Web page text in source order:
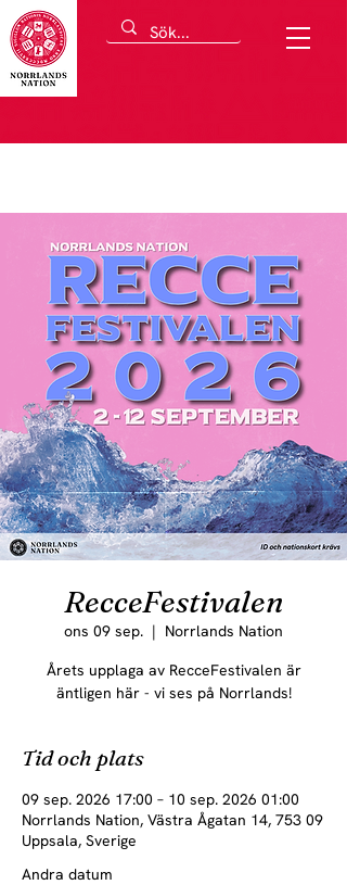
RecceFestivalen
ons 09 sep.
  |
Norrlands Nation
Årets upplaga av RecceFestivalen är
äntligen här - vi ses på Norrlands!
Tid och plats
09 sep. 2026 17:00 – 10 sep. 2026 01:00
Norrlands Nation, Västra Ågatan 14, 753 09
Uppsala, Sverige
Andra datum